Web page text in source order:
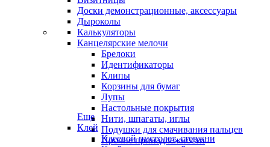
Доски демонстрационные, аксессуары
Дыроколы
Калькуляторы
Канцелярские мелочи
Брелоки
Идентификаторы
Клипы
Корзины для бумаг
Лупы
Настольные покрытия
Нити, шпагаты, иглы
Подушки для смачивания пальцев
Прочие принадлежности
Еще
Клей
Клеевой пистолет, стержни